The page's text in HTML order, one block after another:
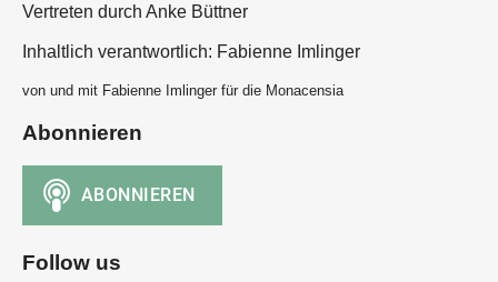
Vertreten durch Anke Büttner
Inhaltlich verantwortlich: Fabienne Imlinger
von und mit Fabienne Imlinger für die Monacensia
Abonnieren
Follow us